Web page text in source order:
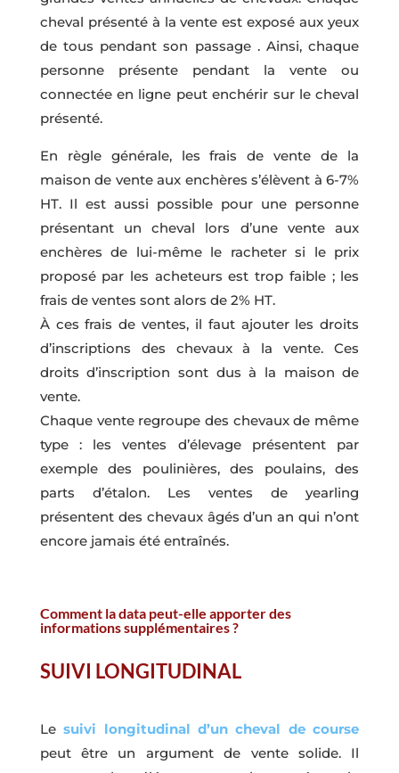
cheval présenté à la vente est exposé aux yeux
de tous pendant son passage . Ainsi, chaque
personne présente pendant la vente ou
connectée en ligne peut enchérir sur le cheval
présenté.
En règle générale, les frais de vente de la
maison de vente aux enchères s’élèvent à 6-7%
HT. Il est aussi possible pour une personne
présentant un cheval lors d’une vente aux
enchères de lui-même le racheter si le prix
proposé par les acheteurs est trop faible ; les
frais de ventes sont alors de 2% HT.
À ces frais de ventes, il faut ajouter les droits
d’inscriptions des chevaux à la vente. Ces
droits d’inscription sont dus à la maison de
vente.
Chaque vente regroupe des chevaux de même
type : les ventes d’élevage présentent par
exemple des poulinières, des poulains, des
parts d’étalon. Les ventes de yearling
présentent des chevaux âgés d’un an qui n’ont
encore jamais été entraînés.
Comment la data peut-elle apporter des
informations supplémentaires ?
SUIVI LONGITUDINAL
Lesuivi longitudinal d’un cheval de course
peut être un argument de vente solide. Il